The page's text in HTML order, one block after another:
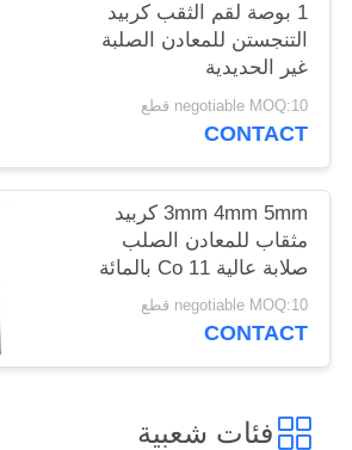
1 بوصة لقم الثقب كربيد
التنجستن للمعادن الصلبة
غير الحديدية
negotiable MOQ:10 قطع
CONTACT
3mm 4mm 5mm كربيد
مثقاب للمعادن الصلب
صلابة عالية Co 11 بالمائة
negotiable MOQ:10 قطع
CONTACT
فئات شعبية